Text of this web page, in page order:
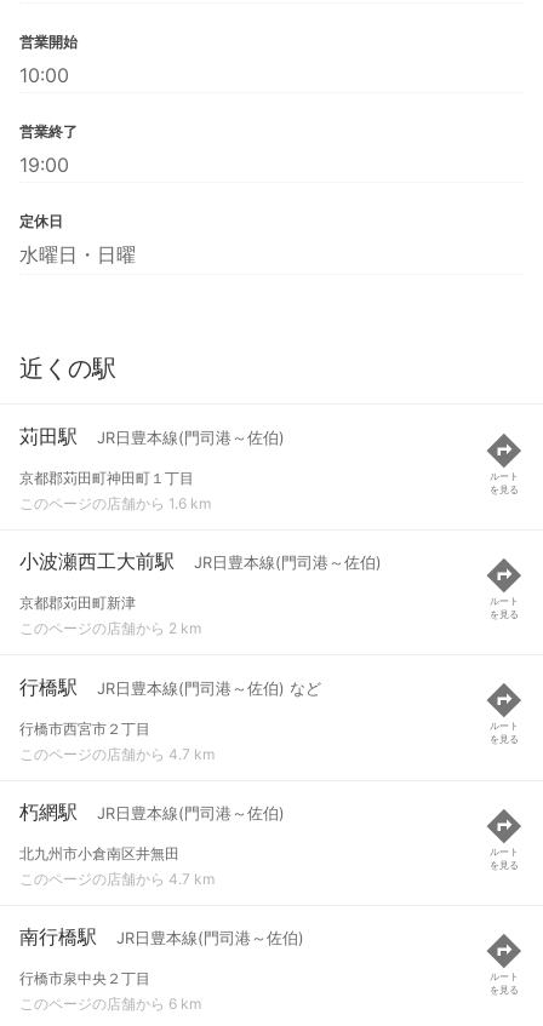
営業開始
10:00
営業終了
19:00
定休日
水曜日・日曜
近くの駅
苅田駅 JR日豊本線(門司港～佐伯)
京都郡苅田町神田町１丁目
このページの店舗から 1.6 km
ルート
を見る
小波瀬西工大前駅 JR日豊本線(門司港～佐伯)
京都郡苅田町新津
このページの店舗から 2 km
ルート
を見る
行橋駅 JR日豊本線(門司港～佐伯) など
行橋市西宮市２丁目
このページの店舗から 4.7 km
ルート
を見る
朽網駅 JR日豊本線(門司港～佐伯)
北九州市小倉南区井無田
このページの店舗から 4.7 km
ルート
を見る
南行橋駅 JR日豊本線(門司港～佐伯)
行橋市泉中央２丁目
このページの店舗から 6 km
ルート
を見る